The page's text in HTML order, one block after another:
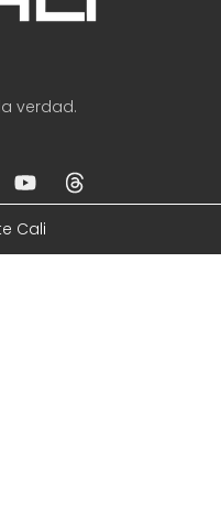
verdad.
Cali